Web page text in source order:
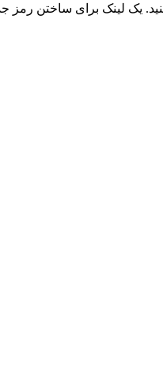
یک لینک برای ساختن رمز